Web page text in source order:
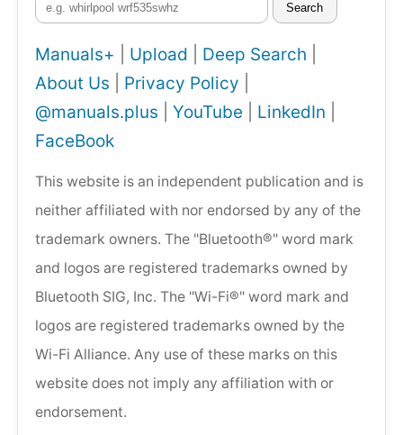
Search
Manuals+ Upload Deep Search
About Us
Privacy Policy
@manuals.plus
YouTube LinkedIn
FaceBook
This website is an independent publication and is
neither affiliated with nor endorsed by any of the
trademark owners. The "Bluetooth®" word mark
and logos are registered trademarks owned by
Bluetooth SIG, Inc. The "Wi-Fi®" word mark and
logos are registered trademarks owned by the
Wi-Fi Alliance. Any use of these marks on this
website does not imply any affiliation with or
endorsement.